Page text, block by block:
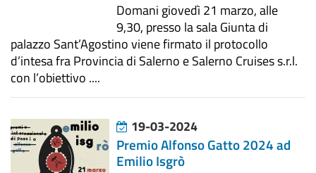
Domani giovedì 21 marzo, alle
9,30, presso la sala Giunta di
palazzo Sant’Agostino viene firmato il protocollo
d’intesa fra Provincia di Salerno e Salerno Cruises s.r.l.
con l’obiettivo ....
19-03-2024
Premio Alfonso Gatto 2024 ad
Emilio Isgrò